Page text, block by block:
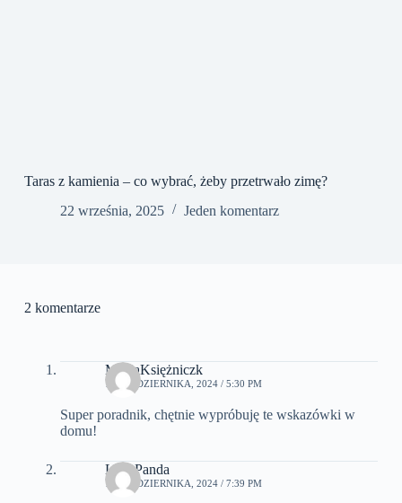
Taras z kamienia – co wybrać, żeby przetrwało zimę?
22 września, 2025
Jeden komentarz
2 komentarze
MysiaKsiężniczk
13 PAŹDZIERNIKA, 2024 / 5:30 PM
Super poradnik, chętnie wypróbuję te wskazówki w
domu!
LunaPanda
16 PAŹDZIERNIKA, 2024 / 7:39 PM